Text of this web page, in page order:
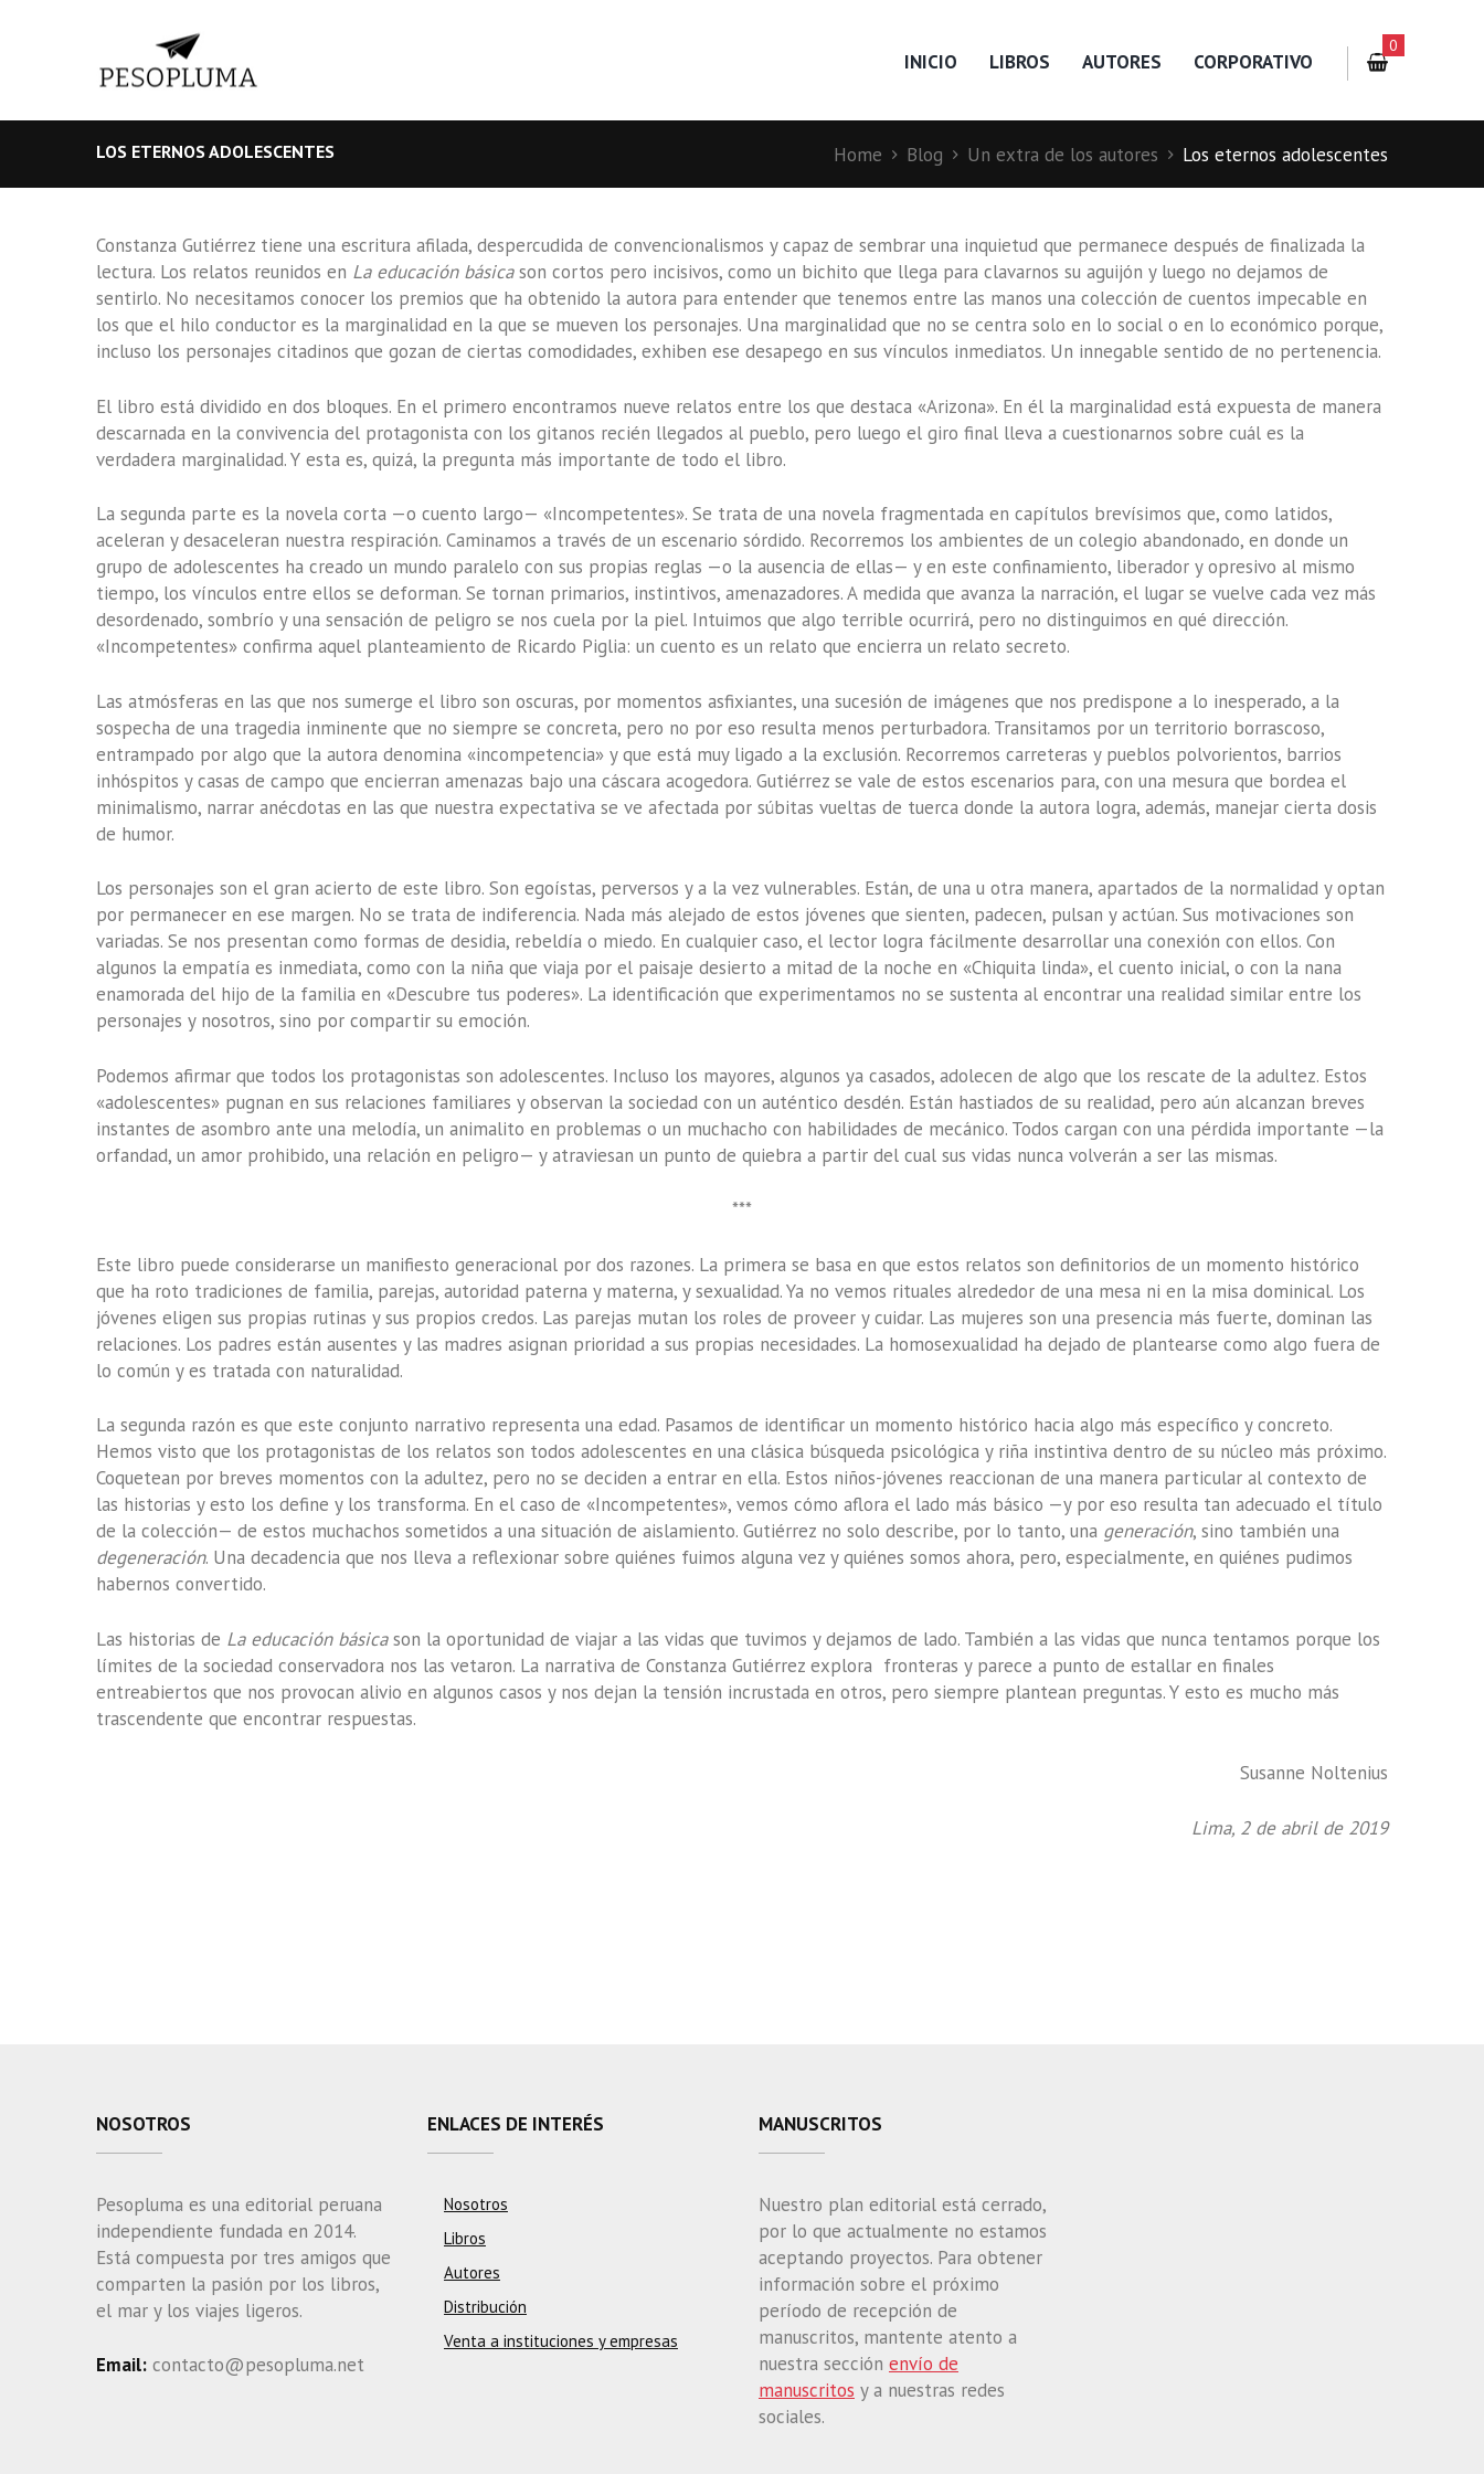
INICIO LIBROS AUTORES CORPORATIVO
0
LOS ETERNOS ADOLESCENTES Home Blog Un extra de los autores Los eternos adolescentes
Constanza Gutiérrez tiene una escritura afilada, despercudida de convencionalismos y capaz de sembrar una inquietud que permanece después de finalizada la
lectura. Los relatos reunidos en La educación básicason cortos pero incisivos, como un bichito que llega para clavarnos su aguijón y luego no dejamos de
sentirlo. No necesitamos conocer los premios que ha obtenido la autora para entender que tenemos entre las manos una colección de cuentos impecable en
los que el hilo conductor es la marginalidad en la que se mueven los personajes. Una marginalidad que no se centra solo en lo social o en lo económico porque,
incluso los personajes citadinos que gozan de ciertas comodidades, exhiben ese desapego en sus vínculos inmediatos. Un innegable sentido de no pertenencia.
El libro está dividido en dos bloques. En el primero encontramos nueve relatos entre los que destaca «Arizona». En él la marginalidad está expuesta de manera
descarnada en la convivencia del protagonista con los gitanos recién llegados al pueblo, pero luego el giro final lleva a cuestionarnos sobre cuál es la
verdadera marginalidad. Y esta es, quizá, la pregunta más importante de todo el libro.
La segunda parte es la novela corta —o cuento largo— «Incompetentes». Se trata de una novela fragmentada en capítulos brevísimos que, como latidos,
aceleran y desaceleran nuestra respiración. Caminamos a través de un escenario sórdido. Recorremos los ambientes de un colegio abandonado, en donde un
grupo de adolescentes ha creado un mundo paralelo con sus propias reglas —o la ausencia de ellas— y en este confinamiento, liberador y opresivo al mismo
tiempo, los vínculos entre ellos se deforman. Se tornan primarios, instintivos, amenazadores. A medida que avanza la narración, el lugar se vuelve cada vez más
desordenado, sombrío y una sensación de peligro se nos cuela por la piel. Intuimos que algo terrible ocurrirá, pero no distinguimos en qué dirección.
«Incompetentes» confirma aquel planteamiento de Ricardo Piglia: un cuento es un relato que encierra un relato secreto.
Las atmósferas en las que nos sumerge el libro son oscuras, por momentos asfixiantes, una sucesión de imágenes que nos predispone a lo inesperado, a la
sospecha de una tragedia inminente que no siempre se concreta, pero no por eso resulta menos perturbadora. Transitamos por un territorio borrascoso,
entrampado por algo que la autora denomina «incompetencia» y que está muy ligado a la exclusión. Recorremos carreteras y pueblos polvorientos, barrios
inhóspitos y casas de campo que encierran amenazas bajo una cáscara acogedora. Gutiérrez se vale de estos escenarios para, con una mesura que bordea el
minimalismo, narrar anécdotas en las que nuestra expectativa se ve afectada por súbitas vueltas de tuerca donde la autora logra, además, manejar cierta dosis
de humor.
Los personajes son el gran acierto de este libro. Son egoístas, perversos y a la vez vulnerables. Están, de una u otra manera, apartados de la normalidad y optan
por permanecer en ese margen. No se trata de indiferencia. Nada más alejado de estos jóvenes que sienten, padecen, pulsan y actúan. Sus motivaciones son
variadas. Se nos presentan como formas de desidia, rebeldía o miedo. En cualquier caso, el lector logra fácilmente desarrollar una conexión con ellos. Con
algunos la empatía es inmediata, como con la niña que viaja por el paisaje desierto a mitad de la noche en «Chiquita linda», el cuento inicial, o con la nana
enamorada del hijo de la familia en «Descubre tus poderes». La identificación que experimentamos no se sustenta al encontrar una realidad similar entre los
personajes y nosotros, sino por compartir su emoción.
Podemos afirmar que todos los protagonistas son adolescentes. Incluso los mayores, algunos ya casados, adolecen de algo que los rescate de la adultez. Estos
«adolescentes» pugnan en sus relaciones familiares y observan la sociedad con un auténtico desdén. Están hastiados de su realidad, pero aún alcanzan breves
instantes de asombro ante una melodía, un animalito en problemas o un muchacho con habilidades de mecánico. Todos cargan con una pérdida importante —la
orfandad, un amor prohibido, una relación en peligro— y atraviesan un punto de quiebra a partir del cual sus vidas nunca volverán a ser las mismas.
***
Este libro puede considerarse un manifiesto generacional por dos razones. La primera se basa en que estos relatos son definitorios de un momento histórico
que ha roto tradiciones de familia, parejas, autoridad paterna y materna, y sexualidad. Ya no vemos rituales alrededor de una mesa ni en la misa dominical. Los
jóvenes eligen sus propias rutinas y sus propios credos. Las parejas mutan los roles de proveer y cuidar. Las mujeres son una presencia más fuerte, dominan las
relaciones. Los padres están ausentes y las madres asignan prioridad a sus propias necesidades. La homosexualidad ha dejado de plantearse como algo fuera de
lo común y es tratada con naturalidad.
La segunda razón es que este conjunto narrativo representa una edad. Pasamos de identificar un momento histórico hacia algo más específico y concreto.
Hemos visto que los protagonistas de los relatos son todos adolescentes en una clásica búsqueda psicológica y riña instintiva dentro de su núcleo más próximo.
Coquetean por breves momentos con la adultez, pero no se deciden a entrar en ella. Estos niños-jóvenes reaccionan de una manera particular al contexto de
las historias y esto los define y los transforma. En el caso de «Incompetentes», vemos cómo aflora el lado más básico —y por eso resulta tan adecuado el título
de la colección— de estos muchachos sometidos a una situación de aislamiento. Gutiérrez no solo describe, por lo tanto, una generación, sino también una
degeneración. Una decadencia que nos lleva a reflexionar sobre quiénes fuimos alguna vez y quiénes somos ahora, pero, especialmente, en quiénes pudimos
habernos convertido.
Las historias de La educación básicason la oportunidad de viajar a las vidas que tuvimos y dejamos de lado. También a las vidas que nunca tentamos porque los
límites de la sociedad conservadora nos las vetaron. La narrativa de Constanza Gutiérrez explora fronteras y parece a punto de estallar en finales
entreabiertos que nos provocan alivio en algunos casos y nos dejan la tensión incrustada en otros, pero siempre plantean preguntas. Y esto es mucho más
trascendente que encontrar respuestas.
Susanne Noltenius
Lima, 2 de abril de 2019
NOSOTROS
Pesopluma es una editorial peruana
independiente fundada en 2014.
Está compuesta por tres amigos que
comparten la pasión por los libros,
el mar y los viajes ligeros.
Email: contacto@pesopluma.net
ENLACES DE INTERÉS
Nosotros
Libros
Autores
Distribución
Venta a instituciones y empresas
MANUSCRITOS
Nuestro plan editorial está cerrado,
por lo que actualmente no estamos
aceptando proyectos. Para obtener
información sobre el próximo
período de recepción de
manuscritos, mantente atento a
nuestra sección envío de
manuscritos y a nuestras redes
sociales.